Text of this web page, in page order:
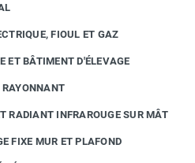
FIOUL ET GAZ
ET BÂTIMENT D'ÉLEVAGE
RAYONNANT
RADIANT INFRAROUGE SUR MÂT
FIXE MUR ET PLAFOND